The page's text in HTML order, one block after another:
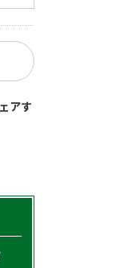
アす